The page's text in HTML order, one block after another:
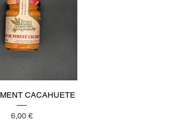
Aperçu rapideCACAHUETE
Prix
6,00 €